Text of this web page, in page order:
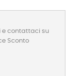
e contattaci su
Sconto